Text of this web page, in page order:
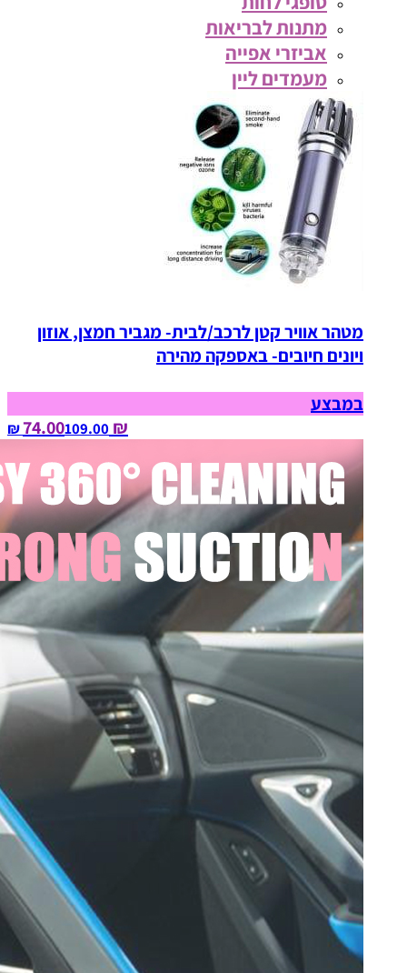
מתנות לבריאות
אביזרי אפייה
מעמדים ליין
מטהר אוויר קטן לרכב/לבית- מגביר חמצן, אוזון
ויונים חיובים- באספקה מהירה
במבצע
₪ 74.00
109.00‏ ₪